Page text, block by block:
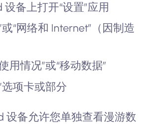
备上打开“设置”应用
或“网络和 Internet”（因制造
用情况”或“移动数据”
选项卡或部分
设备允许您单独查看漫游数